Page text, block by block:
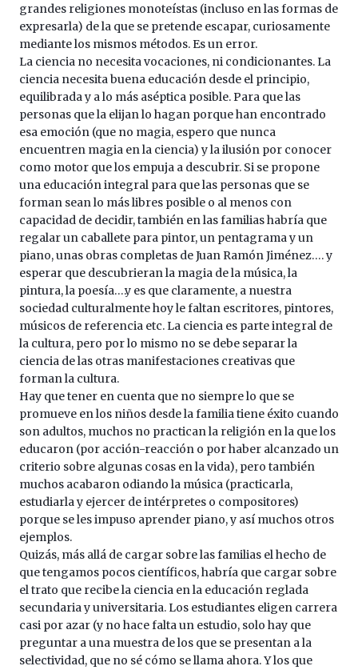
grandes religiones monoteístas (incluso en las formas de
expresarla) de la que se pretende escapar, curiosamente
mediante los mismos métodos. Es un error.
La ciencia no necesita vocaciones, ni condicionantes. La
ciencia necesita buena educación desde el principio,
equilibrada y a lo más aséptica posible. Para que las
personas que la elijan lo hagan porque han encontrado
esa emoción (que no magia, espero que nunca
encuentren magia en la ciencia) y la ilusión por conocer
como motor que los empuja a descubrir. Si se propone
una educación integral para que las personas que se
forman sean lo más libres posible o al menos con
capacidad de decidir, también en las familias habría que
regalar un caballete para pintor, un pentagrama y un
piano, unas obras completas de Juan Ramón Jiménez…. y
esperar que descubrieran la magia de la música, la
pintura, la poesía….y es que claramente, a nuestra
sociedad culturalmente hoy le faltan escritores, pintores,
músicos de referencia etc. La ciencia es parte integral de
la cultura, pero por lo mismo no se debe separar la
ciencia de las otras manifestaciones creativas que
forman la cultura.
Hay que tener en cuenta que no siempre lo que se
promueve en los niños desde la familia tiene éxito cuando
son adultos, muchos no practican la religión en la que los
educaron (por acción-reacción o por haber alcanzado un
criterio sobre algunas cosas en la vida), pero también
muchos acabaron odiando la música (practicarla,
estudiarla y ejercer de intérpretes o compositores)
porque se les impuso aprender piano, y así muchos otros
ejemplos.
Quizás, más allá de cargar sobre las familias el hecho de
que tengamos pocos científicos, habría que cargar sobre
el trato que recibe la ciencia en la educación reglada
secundaria y universitaria. Los estudiantes eligen carrera
casi por azar (y no hace falta un estudio, solo hay que
preguntar a una muestra de los que se presentan a la
selectividad, que no sé cómo se llama ahora. Y los que